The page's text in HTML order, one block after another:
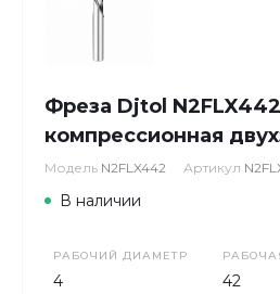
Фреза Djtol N2FLX442
компрессионная
Модель N2FLX442 Артикул
В наличии
РАБОЧИЙ ДИАМЕТР
4 42